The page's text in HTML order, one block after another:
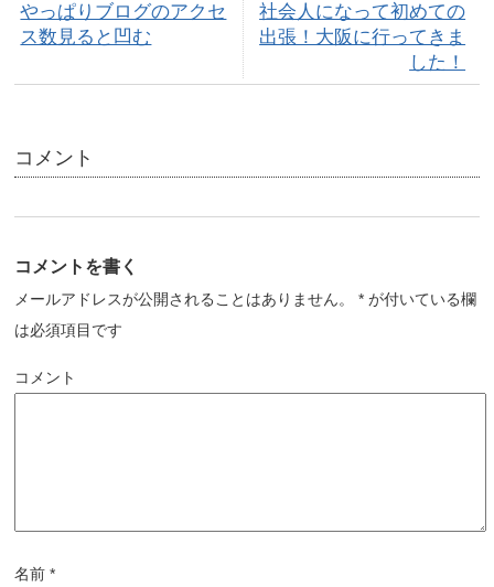
やっぱりブログのアクセ
ス数見ると凹む
社会人になって初めての
出張！大阪に行ってきま
した！
コメント
コメントを書く
メールアドレスが公開されることはありません。 * が付いている欄
は必須項目です
コメント
名前*